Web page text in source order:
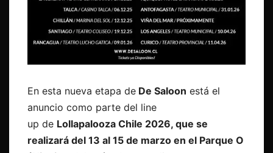
En esta nueva etapa de De Saloon está el
anuncio como parte del line
up de Lollapalooza Chile 2026, que se
realizará del 13 al 15 de marzo en el Parque O